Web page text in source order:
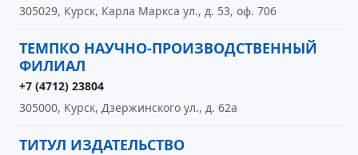
305029, Курск, Карла Маркса ул., д. 53, оф. 706
ТЕМПКО НАУЧНО-ПРОИЗВОДСТВЕННЫЙ
ФИЛИАЛ
+7 (4712) 23804
305000, Курск, Дзержинского ул., д. 62а
ТИТУЛ ИЗДАТЕЛЬСТВО